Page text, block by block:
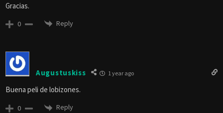
Gracias.
0 Reply
Augustuskiss 1 year ago
Buena peli de lobizones.
0 Reply